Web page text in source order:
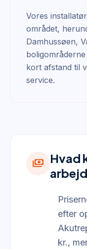
Vores
området,
Damhussøen,
kort afstand til
service.
payments Hvad
efter
kr.,